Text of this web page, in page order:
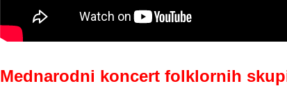
Mednarodni koncert folklornih